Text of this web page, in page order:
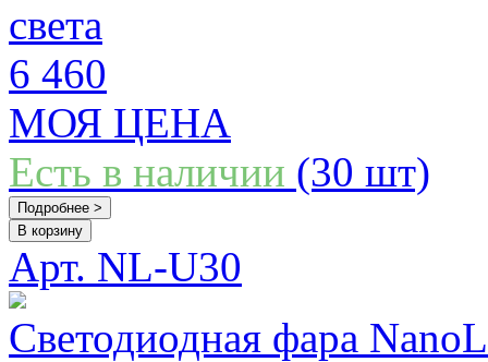
света
6 460
МОЯ ЦЕНА
Есть в наличии (30 шт)
Подробнее >
В корзину
Арт. NL-U30
Светодиодная фара